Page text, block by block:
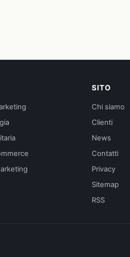
SITO
Chi siamo
Clienti
News
Contatti
Privacy
Sitemap
RSS